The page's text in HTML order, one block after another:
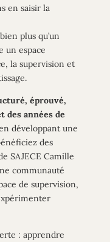
en saisir la
plus qu’un
un espace
la supervision et
éprouvé,
des années de
développant une
des
SAJECE Camille
communauté
de supervision,
: apprendre